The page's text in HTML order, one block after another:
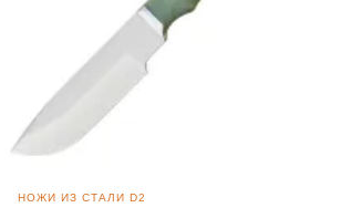
НОЖИ ИЗ СТАЛИ D2